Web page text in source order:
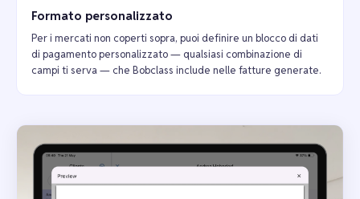
Formato personalizzato
Per i mercati non coperti sopra, puoi definire un blocco di dati
di pagamento personalizzato — qualsiasi combinazione di
campi ti serva — che Bobclass include nelle fatture generate.